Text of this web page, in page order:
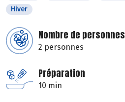
Hiver
Nombre de personnes
2 personnes
Préparation
10 min